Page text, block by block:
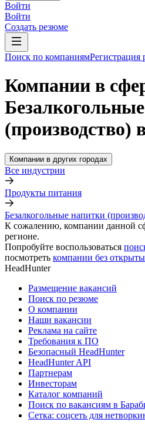
Войти
Войти
Создать резюме
Поиск по компаниямРегистрация
Компании в
(производство)
Компании в других городах
Все индустрии
Продукты питания
Безалкогольные напитки
К сожалению, компании данной
регионе.
Попробуйте воспользоваться
посмотреть компании без
HeadHunter
Размещение вакансий
Поиск по резюме
О компании
Наши вакансии
Реклама на сайте
Требования к ПО
Безопасный HeadHunter
HeadHunter API
Партнерам
Инвесторам
Каталог компаний
Поиск по вакансиям в
Сетка: соцсеть для